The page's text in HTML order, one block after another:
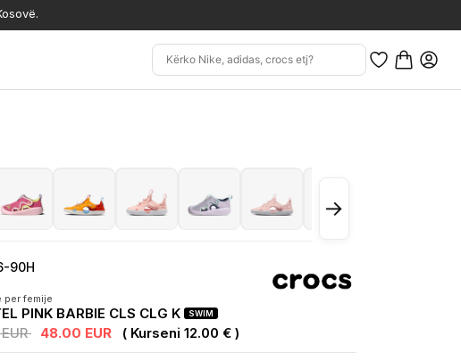
→
90H
per femije
PINK BARBIE CLS CLG K SWIM
48.00 EUR ( Kurseni 12.00 € )